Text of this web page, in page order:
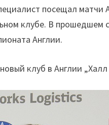
посещал матчи
клубе. В прошедшем
Англии.
клуб в Англии